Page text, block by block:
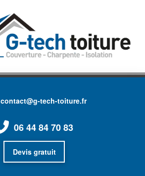
contact@g-tech-toiture.fr
06 44 84 70 83
Devis gratuit